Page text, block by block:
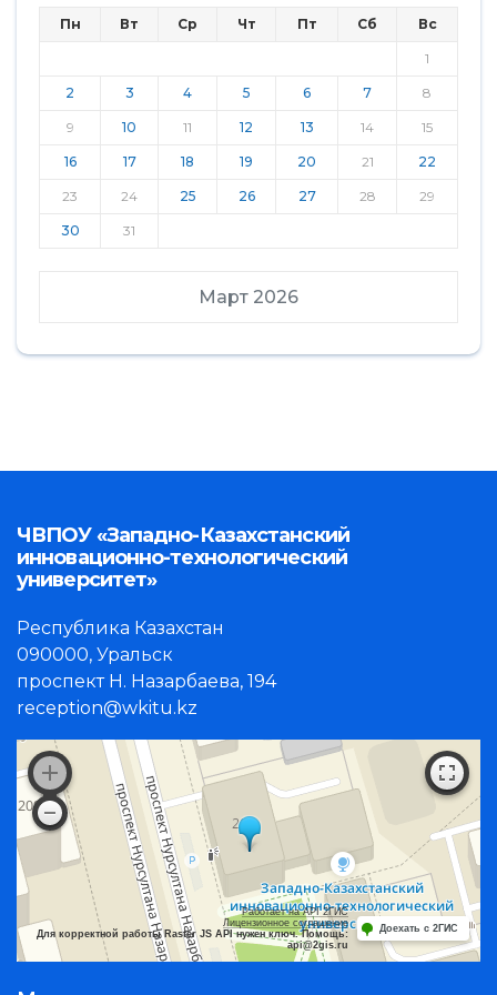
Март 2026
Пн Вт Ср Чт Пт Сб Вс
1
2 3 4 5 6 7 8
9 10 11 12 13 14 15
16 17 18 19 20 21 22
23 24 25 26 27 28 29
30 31
ЧВПОУ «Западно-Казахстанский
инновационно-технологический
университет»
Республика Казахстан
090000, Уральск
проспект Н. Назарбаева, 194
reception@wkitu.kz
Работает на API 2ГИС
Лицензионное соглашение
Для корректной работы Raster JS API нужен ключ. Помощь:
api@2gis.ru
Доехать с 2ГИС